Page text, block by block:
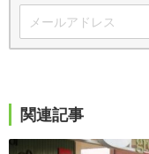
関連記事